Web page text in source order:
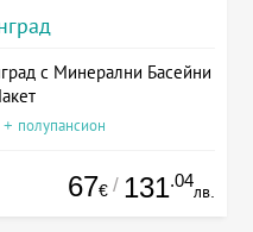
с Минерални Басейни
полупансион
67€ / 131.04
лв.